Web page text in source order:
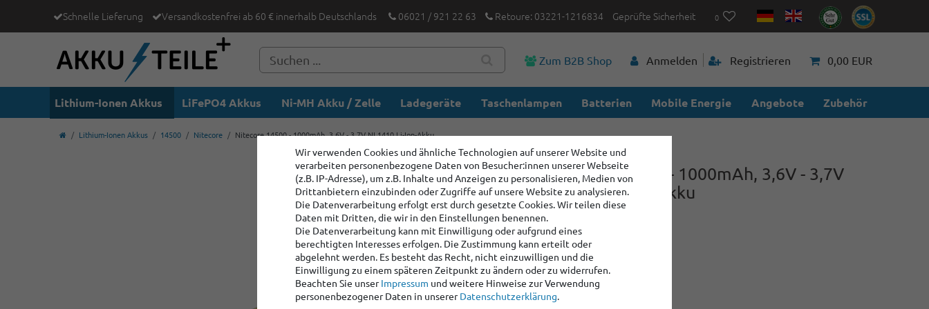
Schnelle Lieferung Versandkostenfrei ab 60 € innerhalb Deutschlands 06021 / 921 22 63 Retoure: 03221-1216834 Geprüfte Sicherheit 0
Zum B2B Shop Anmelden Registrieren 0,00 EUR
Lithium-Ionen Akkus LiFePO4 Akkus Ni-MH Akku / Zelle Ladegeräte Taschenlampen Batterien Mobile Energie Angebote Zubehör
Lithium-Ionen Akkus 14500 Nitecore Nitecore 14500 - 1000mAh, 3,6V - 3,7V NL1410 Li-Ion-Akku
Nitecore 14500 - 1000mAh, 3,6V - 3,7V
NL1410 Li-Ion-Akku
Artikelnummer:
Hersteller :Nitecore
Staffelpreise:
Ab Menge: 2
Wir verwenden Cookies und ähnliche Technologien auf unserer Website und
verarbeiten personenbezogene Daten von Besucher:innen unserer Webseite
(z.B. IP-Adresse), um z.B. Inhalte und Anzeigen zu personalisieren, Medien von
Drittanbietern einzubinden oder Zugriffe auf unsere Website zu analysieren.
Die Datenverarbeitung erfolgt erst durch gesetzte Cookies. Wir teilen diese
Daten mit Dritten, die wir in den Einstellungen benennen.
Die Datenverarbeitung kann mit Einwilligung oder aufgrund eines
berechtigten Interesses erfolgen. Die Zustimmung kann erteilt oder
abgelehnt werden. Es besteht das Recht, nicht einzuwilligen und die
Einwilligung zu einem späteren Zeitpunkt zu ändern oder zu widerrufen.
Beachten Sie unserImpressum und weitere Hinweise zur Verwendung
personenbezogener Daten in unsererDaten­schutz­erklärung.